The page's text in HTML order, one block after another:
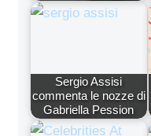
Sergio Assisi
commenta le nozze di
Gabriella Pession